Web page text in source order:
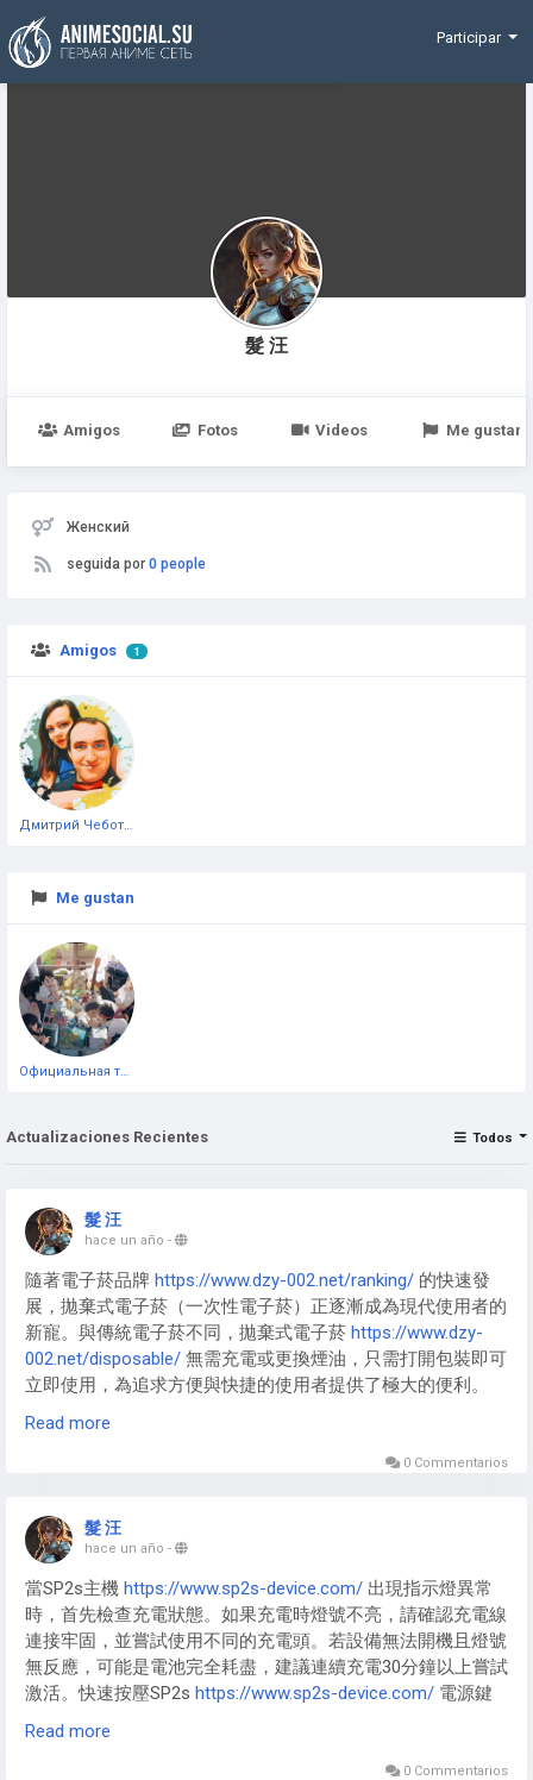
Funding
Participar
髮 汪
Amigos Fotos Videos Me gustan
Женский
seguida por 0 people
Amigos 1
Me gustan
Официальная тестовая страница
Actualizaciones Recientes Todos
髮 汪
hace un año -
隨著電子菸品牌 https://www.dzy-002.net/ranking/ 的快速發
展，拋棄式電子菸（一次性電子菸）正逐漸成為現代使用者的
新寵。與傳統電子菸不同，拋棄式電子菸 https://www.dzy-
002.net/disposable/ 無需充電或更換煙油，只需打開包裝即可
立即使用，為追求方便與快捷的使用者提供了極大的便利。
忙碌的上班族、旅遊愛好者或初次接觸電子菸的使用者。由於
不需要額外維護，使用者無需擔心充電、漏油或操作複雜的問
題，只需享受吸食的樂趣即可。拋棄式電子菸通常體積輕巧，
方便隨身攜帶，無論是外出聚會、短途旅行或日常使用，都能
隨時滿足吸菸需求。
Read more
0 Commentarios
髮 汪
hace un año -
當SP2s主機 https://www.sp2s-device.com/ 出現指示燈異常
時，首先檢查充電狀態。如果充電時燈號不亮，請確認充電線
連接牢固，並嘗試使用不同的充電頭。若設備無法開機且燈號
無反應，可能是電池完全耗盡，建議連續充電30分鐘以上嘗試
激活。快速按壓SP2s https://www.sp2s-device.com/ 電源鍵
五次可強制重啟設備，這能解決多數暫時性的系統故障。如果
Read more
0 Commentarios